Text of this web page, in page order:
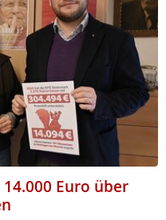
Euro über